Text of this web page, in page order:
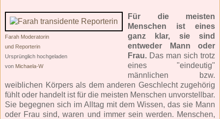
Farah Moderatorin
und Reporterin
Ursprünglich hochgeladen
von Michaela-W
Für die meisten
Menschen ist eines
ganz klar, sie sind
entweder Mann oder
Frau. Das man sich trotz
eines "eindeutig"
männlichen bzw.
weiblichen Körpers als dem anderen Geschlecht zugehörig
fühlt oder handelt ist für die meisten Menschen unvorstellbar.
Sie begegnen sich im Alltag mit dem Wissen, das sie Mann
oder Frau sind, waren und immer sein werden. Menschen,